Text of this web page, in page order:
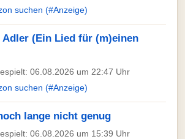
suchen (#Anzeige)
Adler (Ein Lied für (m)einen
06.08.2026 um 22:47 Uhr
suchen (#Anzeige)
lange nicht genug
06.08.2026 um 15:39 Uhr